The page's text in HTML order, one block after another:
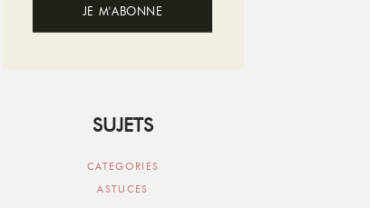
SUJETS
CATEGORIES
ASTUCES